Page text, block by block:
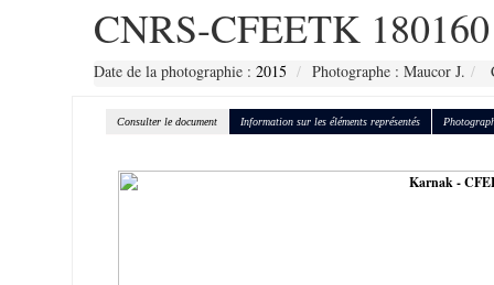
CNRS-CFEETK 180160
Date de la photographie : 2015 Photographe : Maucor J.
Consulter le document Information sur les éléments représentés